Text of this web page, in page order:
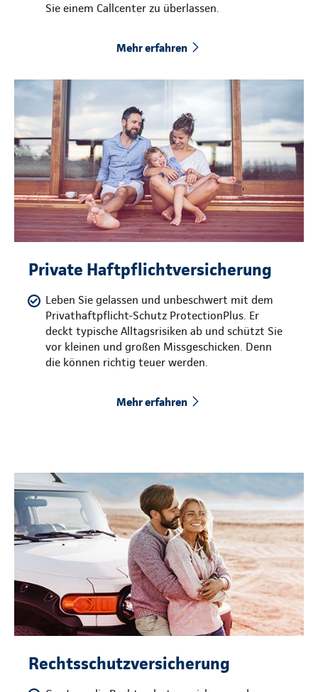
Sie einem Callcenter zu überlassen.
Mehr erfahren
Private Haftpflichtversicherung
Leben Sie gelassen und unbeschwert mit dem
Privathaftpflicht-Schutz ProtectionPlus. Er
deckt typische Alltagsrisiken ab und schützt Sie
vor kleinen und großen Missgeschicken. Denn
die können richtig teuer werden.
Mehr erfahren
Rechtsschutzversicherung